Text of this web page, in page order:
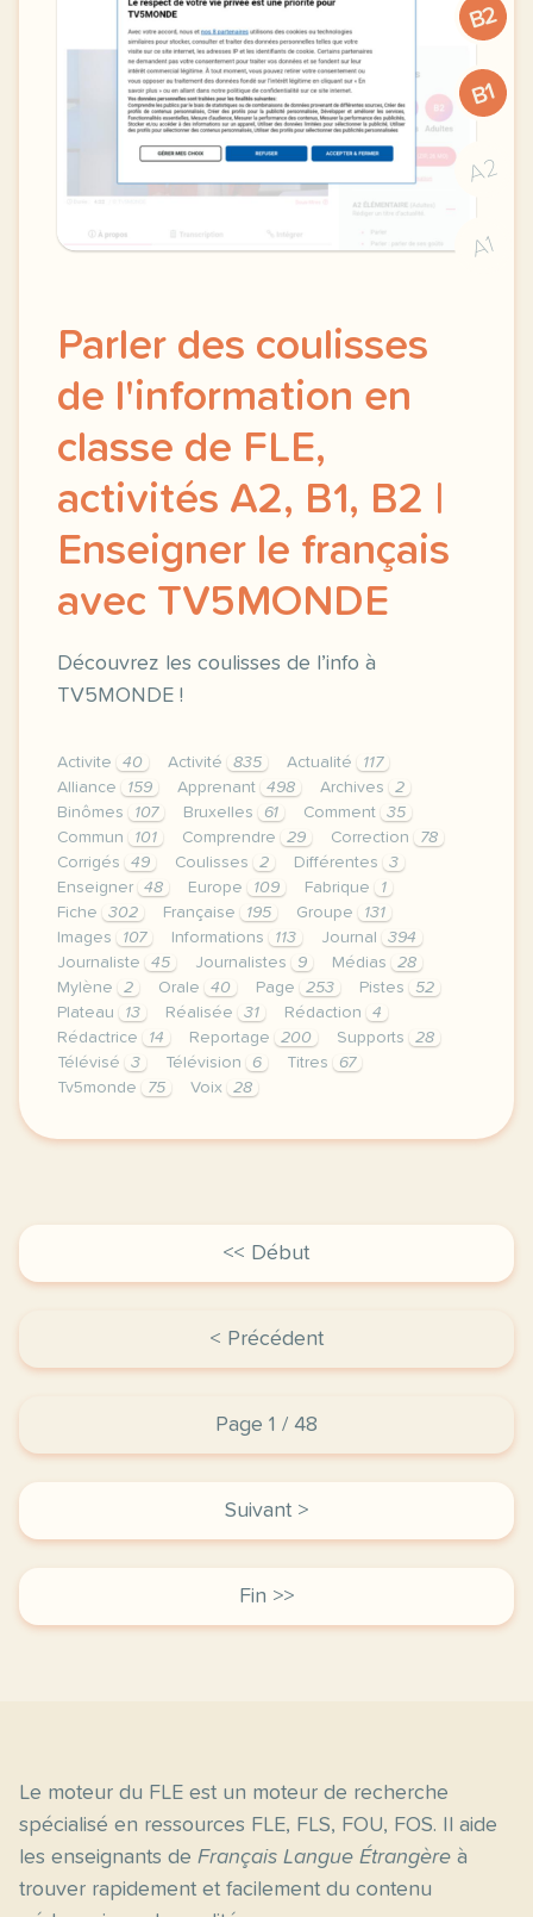
B2
B1
A2
A1
Parler des coulisses
de l'information en
classe de FLE,
activités A2, B1, B2 |
Enseigner le français
avec TV5MONDE
Découvrez les coulisses de l’info à
TV5MONDE !
Activite 40 Activité 835 Actualité
117
Alliance
159 Apprenant 498 Archives
2
Binômes
107 Bruxelles 61 Comment
35
Commun
101 Comprendre 29 Correction
78
Corrigés
49 Coulisses 2 Différentes
3
Enseigner
48 Europe 109 Fabrique
1
Fiche
302 Française 195 Groupe
131
Images
107 Informations 113 Journal
394
Journaliste
45 Journalistes 9 Médias
28
Mylène
2 Orale 40 Page 253 Pistes
52
Plateau
13 Réalisée 31 Rédaction
4
Rédactrice
14 Reportage 200 Supports
28
Télévisé
3 Télévision 6 Titres
67
Tv5monde
75 Voix 28
le respect de votre vie privee est une priorite
<< Début
< Précédent
Page 1 / 48
Suivant >
Fin >>
Le moteur du FLE est un moteur de recherche
spécialisé en ressources FLE, FLS, FOU, FOS. Il aide
les enseignants de Français Langue Étrangère à
trouver rapidement et facilement du contenu